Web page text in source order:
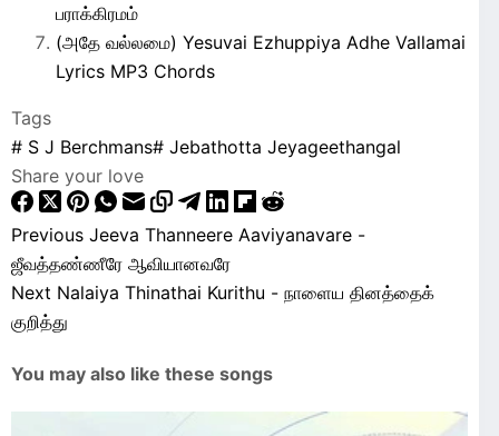
பராக்கிரமம்
(அதே வல்லமை) Yesuvai Ezhuppiya Adhe Vallamai
Lyrics MP3 Chords
Tags
# S J Berchmans# Jebathotta Jeyageethangal
Share your love
Previous Jeeva Thanneere Aaviyanavare -
ஜீவத்தண்ணீரே ஆவியானவரே
Next Nalaiya Thinathai Kurithu - நாளைய தினத்தைக்
குறித்து
You may also like these songs